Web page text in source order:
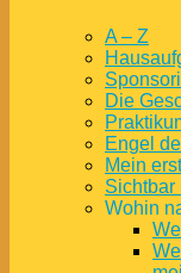
A – Z
Die
Engel
Mein
Sichtbar
Wohin